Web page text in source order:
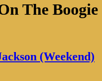
The Boogie
(Weekend)